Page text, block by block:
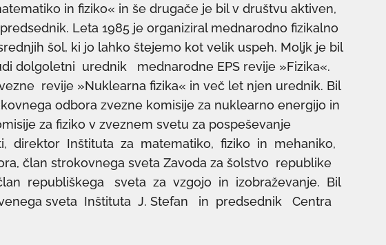
in fiziko« in še drugače je bil v društvu aktiven,
Leta 1985 je organiziral mednarodno fizikalno
šol, ki jo lahko štejemo kot velik uspeh. Moljk je bil
dolgoletni urednik mednarodne EPS revije »Fizika«.
revije »Nuklearna fizika« in več let njen urednik. Bil
odbora zvezne komisije za nuklearno energijo in
za fiziko v zveznem svetu za pospeševanje
direktor Inštituta za matematiko, fiziko in mehaniko,
član strokovnega sveta Zavoda za šolstvo republike
republiškega sveta za vzgojo in izobraževanje. Bil
sveta Inštituta J. Stefan in predsednik Centra